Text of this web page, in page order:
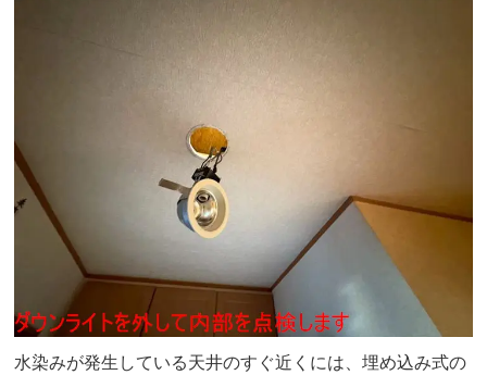
水染みが発生している天井のすぐ近くには、埋め込み式の